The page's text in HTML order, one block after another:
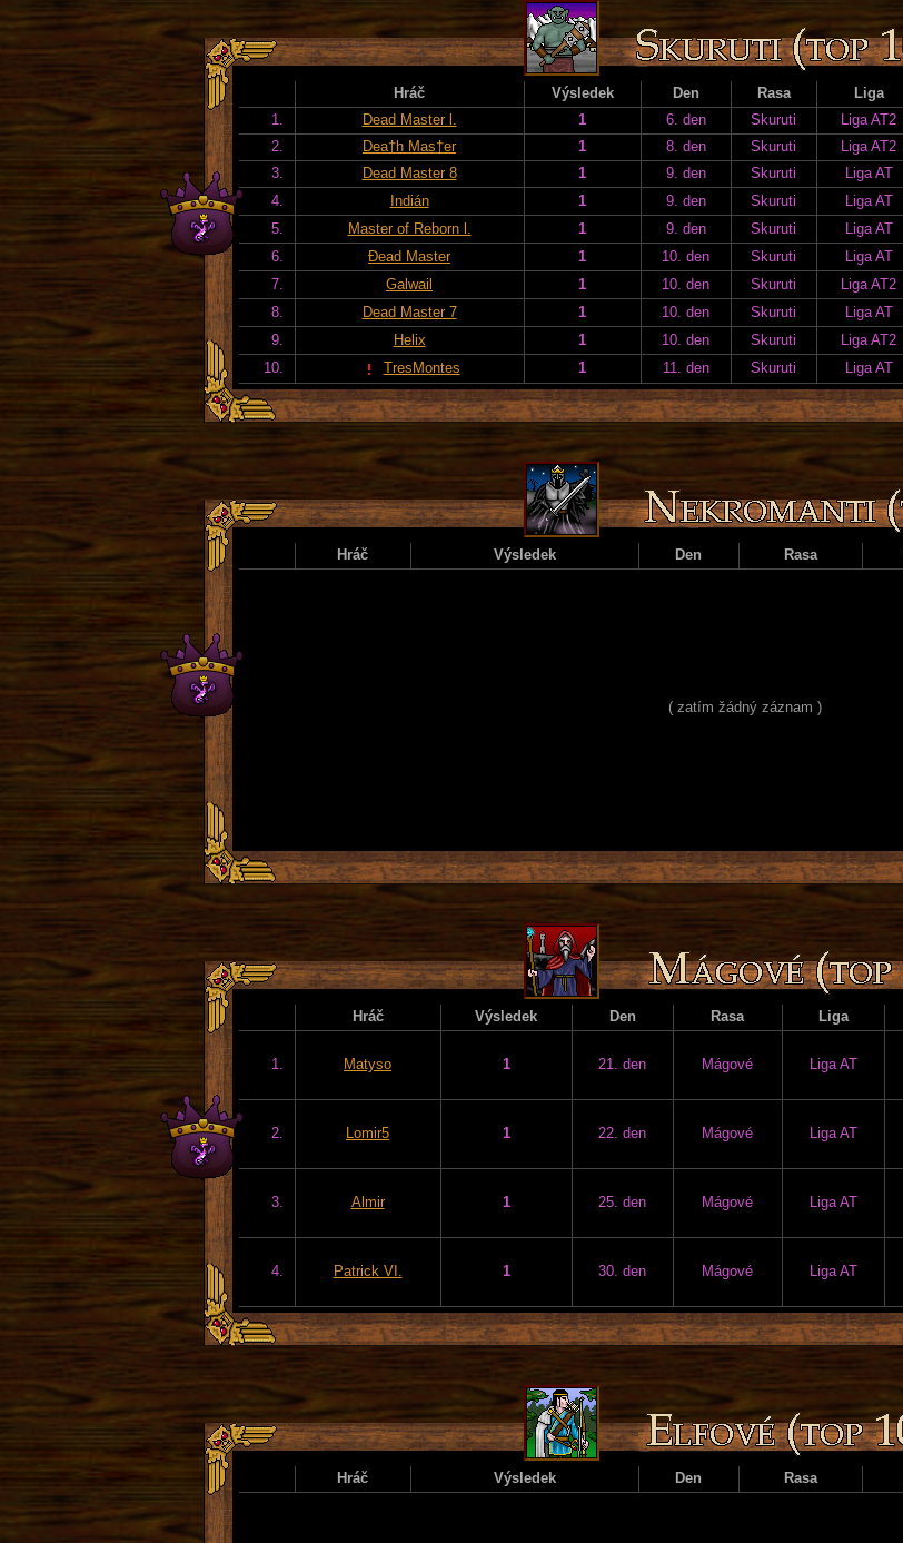
Hráč Výsledek Den Rasa Liga
1.
Dead Master l. 1 6. den Skuruti Liga AT2
2.
Dea†h Mas†er 1 8. den Skuruti Liga AT2
3.
Dead Master 8 1 9. den Skuruti Liga AT
4.
Indián 1 9. den Skuruti Liga AT
5.
Master of Reborn l. 1 9. den Skuruti Liga AT
6.
Đead Master 1 10. den Skuruti Liga AT
7.
Galwail 1 10. den Skuruti Liga AT2
8.
Dead Master 7 1 10. den Skuruti Liga AT
9.
Helix 1 10. den Skuruti Liga AT2
10.
TresMontes 1 11. den Skuruti Liga AT
Hráč Výsledek Den Rasa
( zatím žádný záznam )
Hráč Výsledek Den Rasa Liga
1. Matyso 1 21. den Mágové Liga AT
2. Lomir5 1 22. den Mágové Liga AT
3. Almir 1 25. den Mágové Liga AT
4. Patrick VI. 1 30. den Mágové Liga AT
Hráč Výsledek Den Rasa